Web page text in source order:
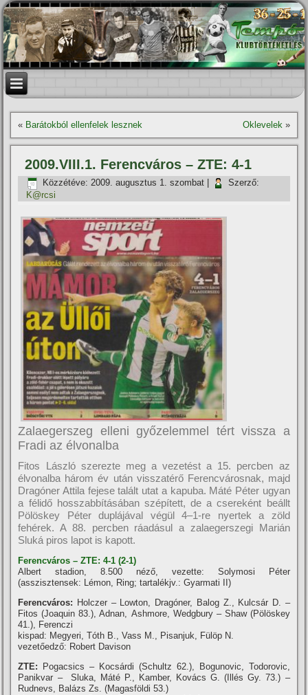
« Barátokból ellenfelek lesznek Oklevelek»
2009.VIII.1. Ferencváros – ZTE: 4-1
Közzétéve: 2009. augusztus 1. szombat
Szerző:
K@rcsi
Zalaegerszeg elleni győzelemmel tért vissza a
Fradi az élvonalba
Fitos László szerezte meg a vezetést a 15. percben az
élvonalba három év után visszatérő Ferencvárosnak, majd
Dragóner Attila fejese talált utat a kapuba. Máté Péter ugyan
a félidő hosszabbí­tásában szépí­tett, de a csereként beállt
Pölöskey Péter duplájával végül 4–1-re nyertek a zöld
fehérek. A 88. percben ráadásul a zalaegerszegi Marián
Sluká piros lapot is kapott.
Ferencváros – ZTE: 4-1 (2-1)
Albert stadion, 8.500 néző, vezette: Solymosi Péter
(asszisztensek: Lémon, Ring; tartalékjv.: Gyarmati II)
Ferencváros: Holczer – Lowton, Dragóner, Balog Z., Kulcsár D. –
Fitos (Joaquin 83.), Adnan, Ashmore, Wedgbury – Shaw (Pölöskey
41.), Ferenczi
kispad: Megyeri, Tóth B., Vass M., Pisanjuk, Fülöp N.
vezetőedző: Robert Davison
ZTE:
Pogacsics – Kocsárdi (Schultz 62.), Bogunovic, Todorovic,
Panikvar – Sluka, Máté P., Kamber, Kovács G. (Illés Gy. 73.) –
Rudnevs, Balázs Zs. (Magasföldi 53.)